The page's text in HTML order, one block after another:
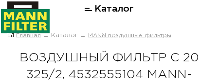
Каталог
ОФИЦИАЛЬНЫЙ ДИСТРИБЬЮТОР
Главная → Каталог → MANN воздушные фильтры
ВОЗДУШНЫЙ ФИЛЬТР C 20
325/2, 4532555104 MANN-